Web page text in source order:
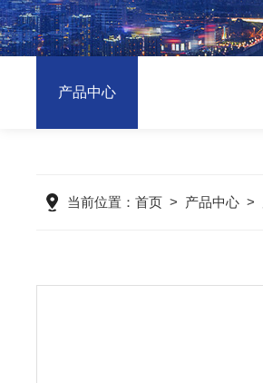
产品中心
当前位置：首页 > 产品中心 >